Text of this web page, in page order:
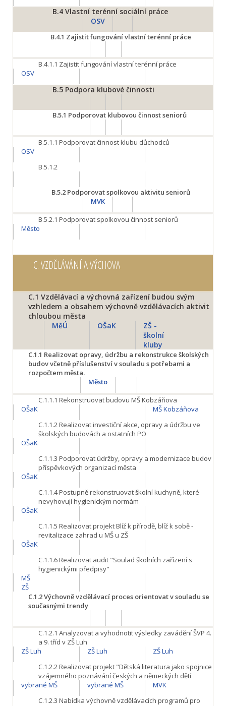
B.4 Vlastní terénní sociální práce
OSV
B.4.1 Zajistit fungování vlastní terénní práce
B.4.1.1 Zajistit fungování vlastní terénní práce
OSV
B.5 Podpora klubové činnosti
B.5.1 Podporovat klubovou činnost seniorů
B.5.1.1 Podporovat činnost klubu důchodců
OSV
B.5.1.2
B.5.2Podporovat spolkovou aktivitu seniorů
MVK
B.5.2.1 Podporovat spolkovou činnost seniorů
Město
C.VZDĚLÁVÁNÍ A VÝCHOVA
C.1 Vzdělávací a výchovná zařízení budou svým
vzhledem a obsahem výchovně vzdělávacích aktivit
chloubou města
MěÚ
OŠaK
ZŠ -
školní
kluby
C.1.1 Realizovat opravy, údržbu a rekonstrukce školských
budov včetně příslušenství v souladu s potřebami a
rozpočtem města.
Město
C.1.1.1 Rekonstruovat budovu MŠ Kobzáňova
OŠaK
MŠ Kobzáňova
C.1.1.2Realizovat investiční akce, opravy a údržbu ve
školských budovách a ostatních PO
OŠaK
C.1.1.3 Podporovat údržby, opravy a modernizace budov
příspěvkových organizací města
OŠaK
C.1.1.4Postupně rekonstruovat školní kuchyně, které
nevyhovují hygienickým normám
OŠaK
C.1.1.5 Realizovat projekt Blíž k přírodě, blíž k sobě -
revitalizace zahrad u MŠ u ZŠ
OŠaK
C.1.1.6Realizovat audit "Soulad školních zařízení s
hygienickými předpisy"
MŠ
ZŠ
C.1.2Výchovně vzdělávací proces orientovat v souladu se
současnými trendy
C.1.2.1 Analyzovat a vyhodnotit výsledky zavádění ŠVP 4.
a 9. tříd v ZŠ Luh
ZŠ Luh
ZŠ Luh
ZŠ Luh
C.1.2.2Realizovat projekt "Dětská literatura jako spojnice
vzájemného poznávání českých a německých dětí
vybrané MŠ
vybrané MŠ
MVK
C.1.2.3 Nabídka výchovně vzdělávacích programů pro